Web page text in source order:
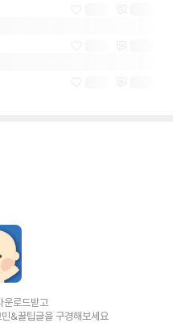
운로드받고
&꿀팁글을 구경해보세요